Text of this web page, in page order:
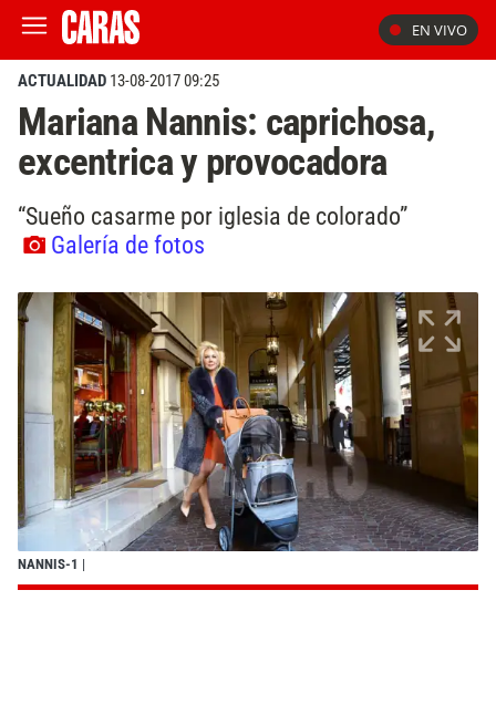
EN VIVO
ACTUALIDAD 13-08-2017 09:25
Mariana Nannis: caprichosa,
excentrica y provocadora
“Sueño casarme por iglesia de colorado”
Galería de fotos
NANNIS-1 |